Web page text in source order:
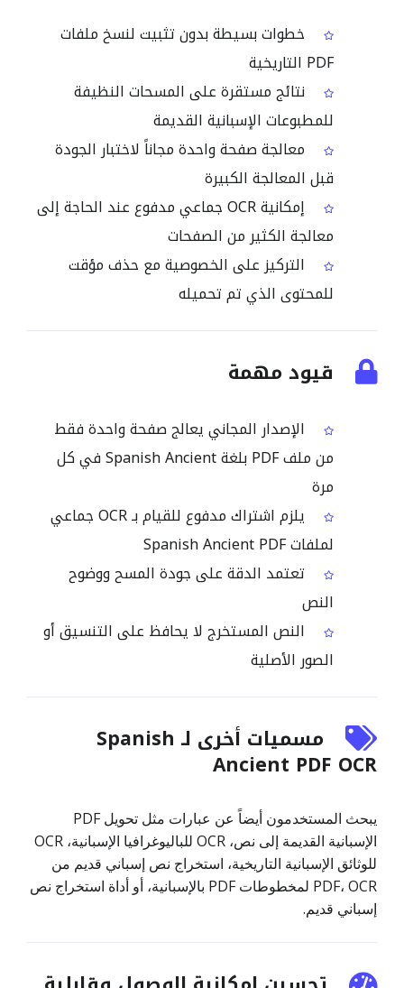
خطوات بسيطة بدون تثبيت لنسخ ملفات
PDF التاريخية
نتائج مستقرة على المسحات النظيفة
للمطبوعات الإسبانية القديمة
معالجة صفحة واحدة مجاناً لاختبار الجودة
قبل المعالجة الكبيرة
إمكانية OCR جماعي مدفوع عند الحاجة إلى
معالجة الكثير من الصفحات
التركيز على الخصوصية مع حذف مؤقت
للمحتوى الذي تم تحميله
قيود مهمة
الإصدار المجاني يعالج صفحة واحدة فقط
من ملف PDF بلغة Spanish Ancient في كل
مرة
يلزم اشتراك مدفوع للقيام بـ OCR جماعي
لملفات Spanish Ancient PDF
تعتمد الدقة على جودة المسح ووضوح
النص
النص المستخرج لا يحافظ على التنسيق أو
الصور الأصلية
مسميات أخرى لـ Spanish
Ancient PDF OCR
يبحث المستخدمون أيضاً عن عبارات مثل تحويل PDF
الإسبانية القديمة إلى نص، OCR للباليوغرافيا الإسبانية، OCR
للوثائق الإسبانية التاريخية، استخراج نص إسباني قديم من
PDF، OCR لمخطوطات PDF بالإسبانية، أو أداة استخراج نص
إسباني قديم.